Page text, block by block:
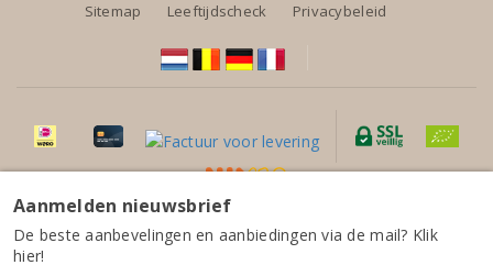
Anne Collard Vin de France SHI FU MI Rouge
Sitemap
Leeftijdscheck Privacybeleid
Aanmelden nieuwsbrief
De beste aanbevelingen en aanbiedingen via de mail? Klik
hier!